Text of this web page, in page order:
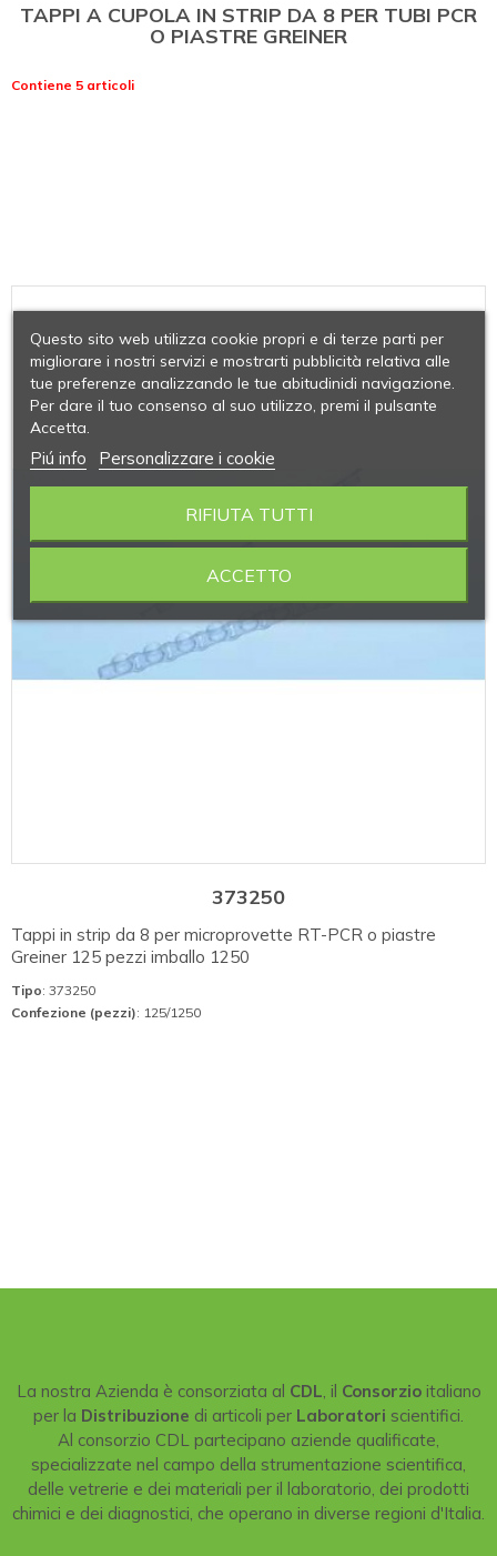
TAPPI A CUPOLA IN STRIP DA 8 PER TUBI PCR
O PIASTRE GREINER
Contiene 5 articoli
373250
Tappi in strip da 8 per microprovette RT-PCR o piastre
Greiner 125 pezzi imballo 1250
Tipo: 373250
Confezione (pezzi): 125/1250
La nostra Azienda è consorziata al CDL , il Consorzioitaliano
per la Distribuzione di articoli per Laboratori scientifici.
Al consorzio CDL partecipano aziende qualificate,
specializzate nel campo della strumentazione scientifica,
delle vetrerie e dei materiali per il laboratorio, dei prodotti
chimici e dei diagnostici, che operano in diverse regioni d'Italia.
Questo sito web utilizza cookie propri e di terze parti per
migliorare i nostri servizi e mostrarti pubblicità relativa alle
tue preferenze analizzando le tue abitudinidi navigazione.
Per dare il tuo consenso al suo utilizzo, premi il pulsante
Accetta.
Piú info Personalizzare i cookie
RIFIUTA TUTTI
ACCETTO